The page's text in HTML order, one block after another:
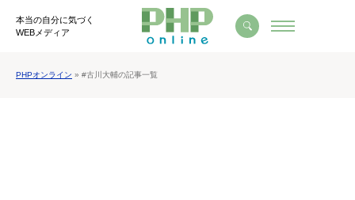
本当の自分に気づく
WEBメディア
PHPオンライン » #古川大輔の記事一覧